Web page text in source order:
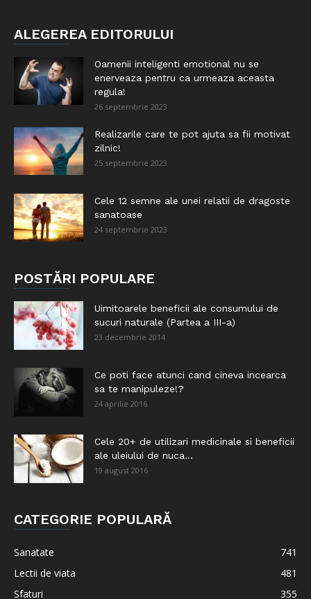
ALEGEREA EDITORULUI
Oamenii inteligenti emotional nu se
enerveaza pentru ca urmeaza aceasta
regula!
26 septembrie 2023
Realizarile care te pot ajuta sa fii motivat
zilnic!
25 septembrie 2023
Cele 12 semne ale unei relatii de dragoste
sanatoase
24 septembrie 2023
POSTĂRI POPULARE
Uimitoarele beneficii ale consumului de
sucuri naturale (Partea a III-a)
23 decembrie 2014
Ce poti face atunci cand cineva incearca
sa te manipuleze!?
24 aprilie 2016
Cele 20+ de utilizari medicinale si beneficii
ale uleiului de nuca...
19 august 2016
CATEGORIE POPULARĂ
Sanatate
741
Lectii de viata
481
Sfaturi
355